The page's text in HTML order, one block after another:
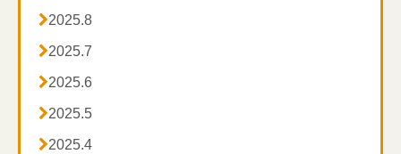
お願いします。
2025.8
2025.7
2025.6
2025.5
2025.4